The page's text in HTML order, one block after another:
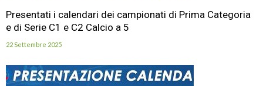
Presentati i calendari dei campionati di Prima Categoria
e di Serie C1 e C2 Calcio a 5
22 Settembre 2025